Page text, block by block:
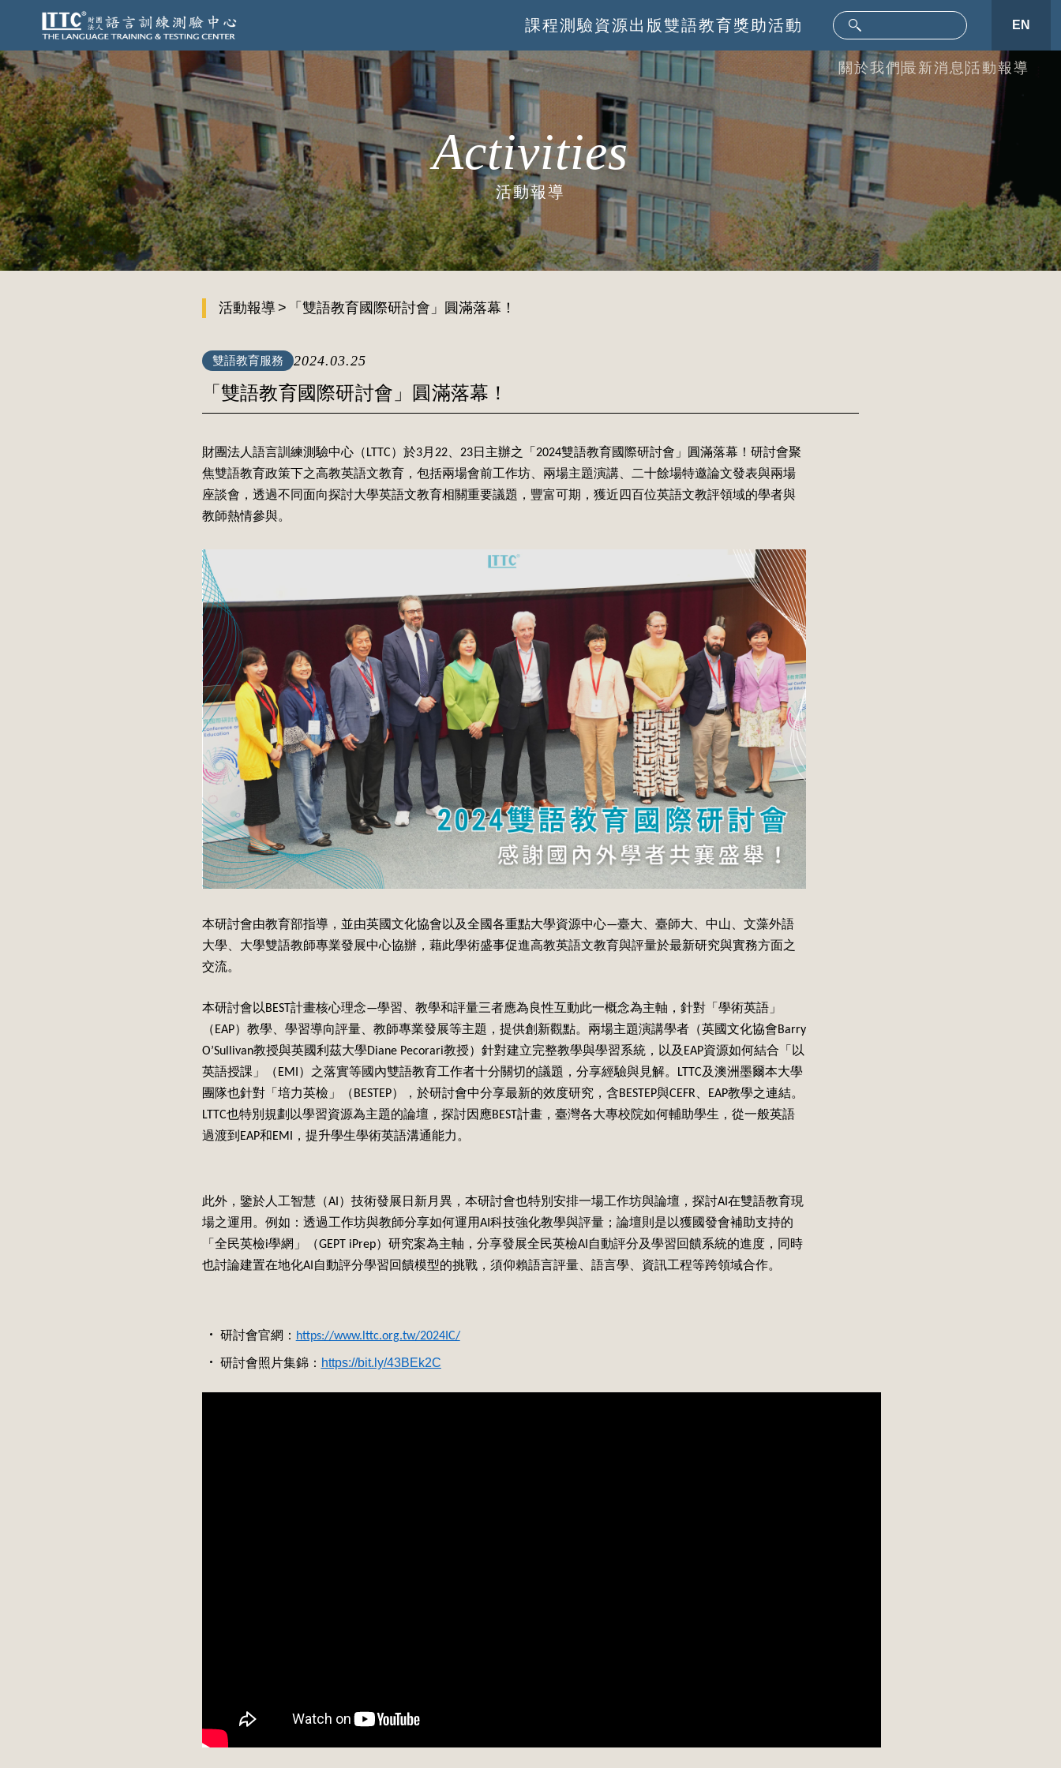
課程測驗資源出版雙語教育獎助活動 EN
關於我們 最新消息 活動報導
Activities
活動報導
活動報導 「雙語教育國際研討會」圓滿落幕！
雙語教育服務 2024.03.25
「雙語教育國際研討會」圓滿落幕！
財團法人語言訓練測驗中心（ LTTC ）於3月22、23日主辦之「2024雙語教育國際研討會」圓滿落幕！研討會聚
焦雙語教育政策下之高教英語文教育，包括兩場會前工作坊、兩場主題演講、二十餘場特邀論文發表與兩場
座談會，透過不同面向探討大學英語文教育相關重要議題，豐富可期，獲近四百位英語文教評領域的學者與
教師熱情參與。
本研討會由教育部指導，並由英國文化協會以及全國各重點大學資源中心—臺大、臺師大、中山、文藻外語
大學、大學雙語教師專業發展中心協辦，藉此學術盛事促進高教英語文教育與評量於最新研究與實務方面之
交流。
本研討會以BEST計畫核心理念—學習、教學和評量三者應為良性互動此一概念為主軸，針對「學術英語」
（EAP）教學、學習導向評量、教師專業發展等主題，提供創新觀點。兩場主題演講學者（英國文化協會Barry
O’Sullivan教授與英國利茲大學Diane Pecorari教授）針對建立完整教學與學習系統，以及EAP資源如何結合「以
英語授課」（EMI）之落實等國內雙語教育工作者十分關切的議題，分享經驗與見解。LTTC及澳洲墨爾本大學
團隊也針對「培力英檢」（BESTEP），於研討會中分享最新的效度研究，含BESTEP與CEFR、EAP教學之連結。
LTTC也特別規劃以學習資源為主題的論壇，探討因應BEST計畫，臺灣各大專校院如何輔助學生，從一般英語
過渡到EAP和EMI，提升學生學術英語溝通能力。
此外，鑒於人工智慧（AI）技術發展日新月異，本研討會也特別安排一場工作坊與論壇，探討AI在雙語教育現
場之運用。例如：透過工作坊與教師分享如何運用AI科技強化教學與評量；論壇則是以獲國發會補助支持的
「全民英檢i學網」（GEPT iPrep）研究案為主軸，分享發展全民英檢AI自動評分及學習回饋系統的進度，同時
也討論建置在地化AI自動評分學習回饋模型的挑戰，須仰賴語言評量、語言學、資訊工程等跨領域合作。
研討會官網： https://www.lttc.org.tw/2024IC/
研討會照片集錦： https://bit.ly/43BEk2C